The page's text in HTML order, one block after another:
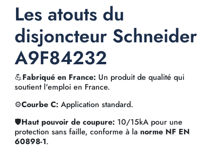
Les atouts du
disjoncteur Schneider
A9F84232
💪Fabriqué en France: Un produit de qualité qui
soutient l'emploi en France.
⚙️Courbe C: Application standard.
🛡️Haut pouvoir de coupure: 10/15kA pour une
protection sans faille, conforme à la norme NF EN
60898-1.